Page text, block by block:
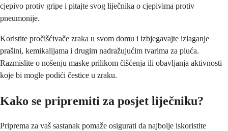
cjepivo protiv gripe i pitajte svog liječnika o cjepivima protiv
pneumonije.
Koristite pročišćivače zraka u svom domu i izbjegavajte izlaganje
prašini, kemikalijama i drugim nadražujućim tvarima za pluća.
Razmislite o nošenju maske prilikom čišćenja ili obavljanja aktivnosti
koje bi mogle podići čestice u zraku.
Kako se pripremiti za posjet liječniku?
Priprema za vaš sastanak pomaže osigurati da najbolje iskoristite